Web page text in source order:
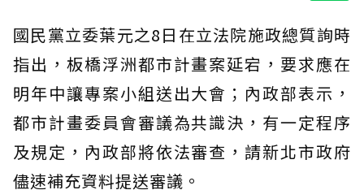
國民黨立委葉元之8日在立法院施政總質詢時
指出，板橋浮洲都市計畫案延宕，要求應在
明年中讓專案小組送出大會；內政部表示，
都市計畫委員會審議為共識決，有一定程序
及規定，內政部將依法審查，請新北市政府
儘速補充資料提送審議。